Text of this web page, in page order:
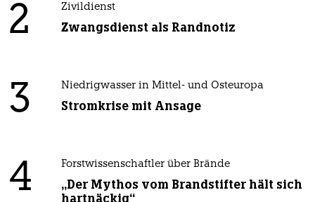
2 Zivildienst
Zwangsdienst als Randnotiz
3 Niedrigwasser in Mittel- und Osteuropa
Stromkrise mit Ansage
4 Forstwissenschaftler über Brände
„Der Mythos vom Brandstifter hält sich
hartnäckig“